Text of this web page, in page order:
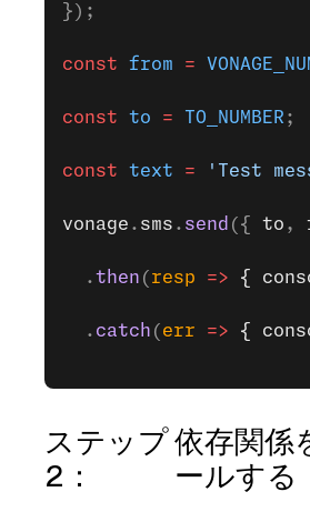
});
const from =
const to = TO_NUMBER ;
const text = 'Test
vonage . sms . send ({ to ,
.then ( resp => {
. catch ( err => {
ステップ
2：
依存関係
ールする